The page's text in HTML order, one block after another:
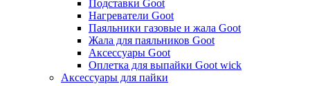
Подставки Goot
Нагреватели Goot
Паяльники газовые и жала Goot
Жала для паяльников Goot
Аксессуары Goot
Оплетка для выпайки Goot wick
Аксессуары для пайки